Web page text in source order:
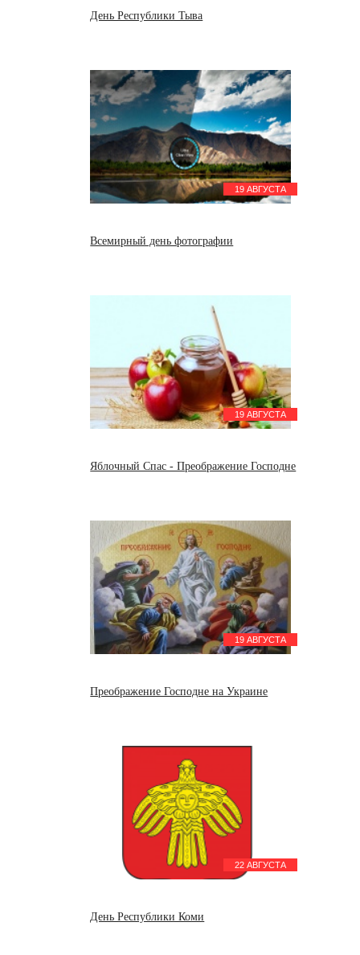
День Республики Тыва
19 АВГУСТА
Всемирный день фотографии
19 АВГУСТА
Яблочный Спас - Преображение Господне
19 АВГУСТА
Преображение Господне на Украине
22 АВГУСТА
День Республики Коми